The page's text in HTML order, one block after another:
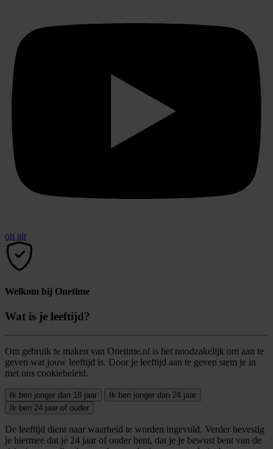
on air
Welkom bij Onetime
Wat is je leeftijd?
Om gebruik te maken van Onetime.nl is het noodzakelijk om aan te
geven wat jouw leeftijd is. Door je leeftijd aan te geven stem je in
met ons cookiebeleid.
Ik ben jonger dan 18 jaar
Ik ben jonger dan 24 jaar
Ik ben 24 jaar of ouder
De leeftijd dient naar waarheid te worden ingevuld. Verder bevestig
je hiermee dat je 24 jaar of ouder bent, dat je je bewust bent van de